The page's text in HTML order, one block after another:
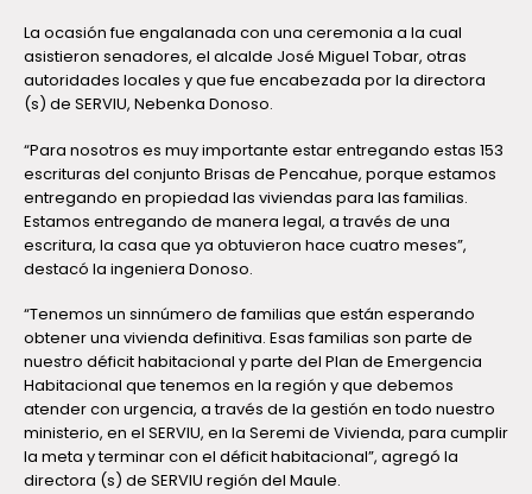
La ocasión fue engalanada con una ceremonia a la cual
asistieron senadores, el alcalde José Miguel Tobar, otras
autoridades locales y que fue encabezada por la directora
(s) de SERVIU, Nebenka Donoso.
“Para nosotros es muy importante estar entregando estas 153
escrituras del conjunto Brisas de Pencahue, porque estamos
entregando en propiedad las viviendas para las familias.
Estamos entregando de manera legal, a través de una
escritura, la casa que ya obtuvieron hace cuatro meses”,
destacó la ingeniera Donoso.
“Tenemos un sinnúmero de familias que están esperando
obtener una vivienda definitiva. Esas familias son parte de
nuestro déficit habitacional y parte del Plan de Emergencia
Habitacional que tenemos en la región y que debemos
atender con urgencia, a través de la gestión en todo nuestro
ministerio, en el SERVIU, en la Seremi de Vivienda, para cumplir
la meta y terminar con el déficit habitacional”, agregó la
directora (s) de SERVIU región del Maule.